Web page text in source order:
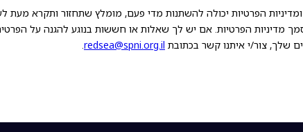
ומדיניות הפרטיות יכולה להשתנות מדי פעם, מומלץ שתחזור ותקרא מעת
מדיניות הפרטיות. אם יש לך שאלות או חששות בנוגע להגנה על
שלך, צור/י איתנו קשר בכתובת redsea@spni.org.il
.